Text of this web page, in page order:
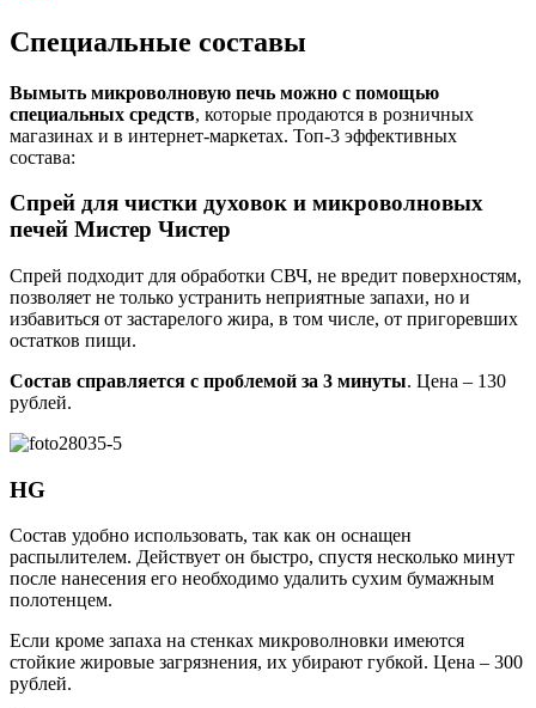
Специальные составы
Вымыть микроволновую печь можно с помощью
специальных средств, которые продаются в розничных
магазинах и в интернет-маркетах. Топ-3 эффективных
состава:
Спрей для чистки духовок и микроволновых
печей Мистер Чистер
Спрей подходит для обработки СВЧ, не вредит поверхностям,
позволяет не только устранить неприятные запахи, но и
избавиться от застарелого жира, в том числе, от пригоревших
остатков пищи.
Состав справляется с проблемой за 3 минуты. Цена – 130
рублей.
HG
Состав удобно использовать, так как он оснащен
распылителем. Действует он быстро, спустя несколько минут
после нанесения его необходимо удалить сухим бумажным
полотенцем.
Если кроме запаха на стенках микроволновки имеются
стойкие жировые загрязнения, их убирают губкой. Цена – 300
рублей.